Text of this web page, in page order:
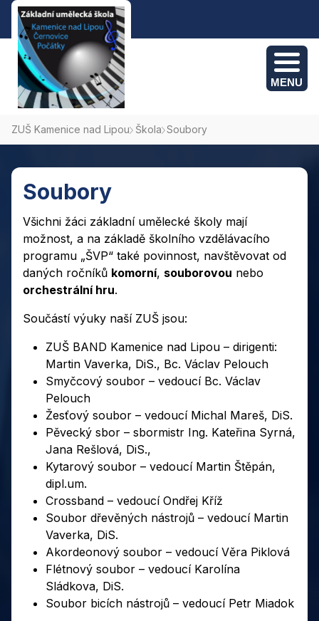
Černovice: +420 775 382 095
MENU
ZUŠ Kamenice nad Lipou Škola Soubory
Soubory
Všichni žáci základní umělecké školy mají
možnost, a na základě školního vzdělávacího
programu „ŠVP“ také povinnost, navštěvovat od
daných ročníků komorní, souborovou nebo
orchestrální hru.
Součástí výuky naší ZUŠ jsou:
ZUŠ BAND Kamenice nad Lipou – dirigenti:
Martin Vaverka, DiS., Bc. Václav Pelouch
Smyčcový soubor – vedoucí Bc. Václav
Pelouch
Žesťový soubor – vedoucí Michal Mareš, DiS.
Pěvecký sbor – sbormistr Ing. Kateřina Syrná,
Jana Rešlová, DiS.,
Kytarový soubor – vedoucí Martin Štěpán,
dipl.um.
Crossband – vedoucí Ondřej Kříž
Soubor dřevěných nástrojů – vedoucí Martin
Vaverka, DiS.
Akordeonový soubor – vedoucí Věra Piklová
Flétnový soubor – vedoucí Karolína
Sládkova, DiS.
Soubor bicích nástrojů – vedoucí Petr Miadok